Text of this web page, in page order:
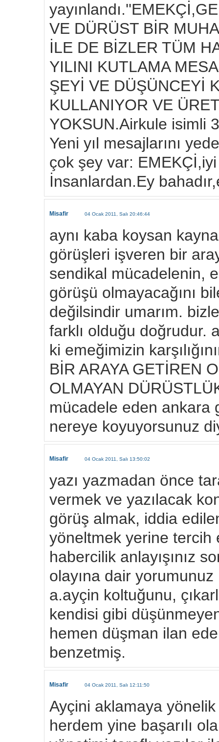
VE DÜRÜST BİR
İLE DE BİZLER TÜM
YILINI KUTLAMA
ŞEYİ VE DÜŞÜNCEYİ
KULLANIYOR VE
YOKSUN.Airkule isimli
Yeni yıl mesajlarını
çok şey var:
İnsanlardan.Ey
Misafir 04 Ocak 2011, Salı 20:46:44
aynı kaba koysan
görüşleri işveren bir
sendikal mücadelenin,
görüşü olmayacağını
değilsindir umarım.
farklı olduğu doğrudur.
ki emeğimizin
BİR ARAYA GETİREN
OLMAYAN
mücadele eden ankara
nereye koyuyorsunuz
Misafir 04 Ocak 2011, Salı 13:50:02
yazı yazmadan önce
vermek ve yazılacak
görüş almak, iddia
yöneltmek yerine tercih
habercilik anlayışınız
olayına dair
a.ayçin koltuğunu,
kendisi gibi
hemen düşman ilan
benzetmiş.
Misafir 04 Ocak 2011, Salı 12:11:50
Ayçini aklamaya
herdem yine başarılı